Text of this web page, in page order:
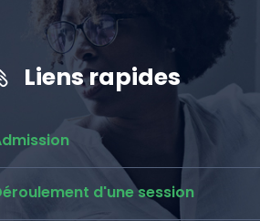
Liens rapides
d'une session